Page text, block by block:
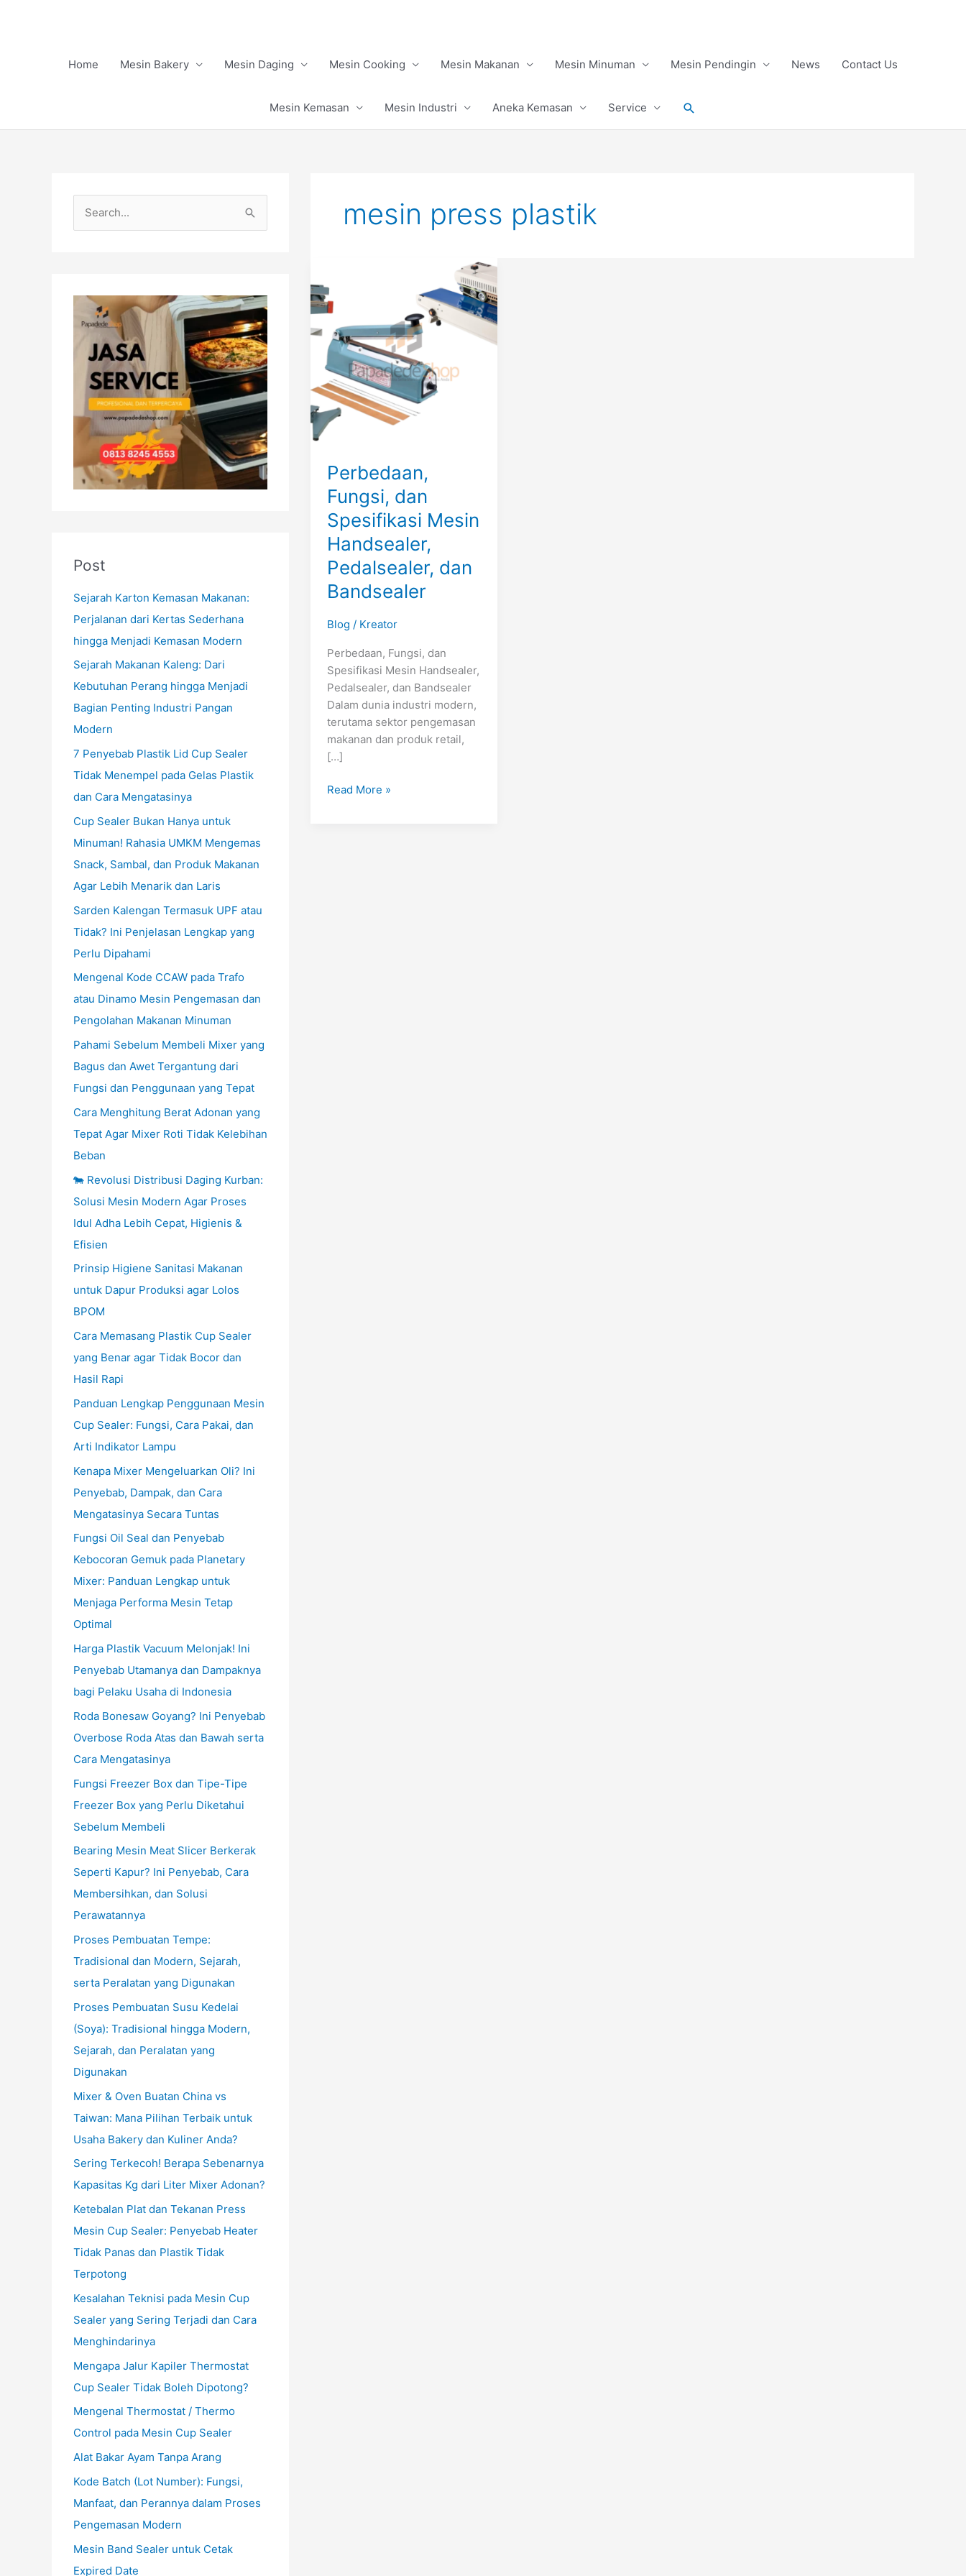
Home
Mesin Bakery Mesin Daging Mesin Cooking Mesin Makanan Mesin Minuman Mesin Pendingin News Contact Us
Mesin Kemasan Mesin Industri Aneka Kemasan Service Search
Post
Sejarah Karton Kemasan Makanan:
Perjalanan dari Kertas Sederhana
hingga Menjadi Kemasan Modern
Sejarah Makanan Kaleng: Dari
Kebutuhan Perang hingga Menjadi
Bagian Penting Industri Pangan
Modern
7 Penyebab Plastik Lid Cup Sealer
Tidak Menempel pada Gelas Plastik
dan Cara Mengatasinya
Cup Sealer Bukan Hanya untuk
Minuman! Rahasia UMKM Mengemas
Snack, Sambal, dan Produk Makanan
Agar Lebih Menarik dan Laris
Sarden Kalengan Termasuk UPF atau
Tidak? Ini Penjelasan Lengkap yang
Perlu Dipahami
Mengenal Kode CCAW pada Trafo
atau Dinamo Mesin Pengemasan dan
Pengolahan Makanan Minuman
Pahami Sebelum Membeli Mixer yang
Bagus dan Awet Tergantung dari
Fungsi dan Penggunaan yang Tepat
Cara Menghitung Berat Adonan yang
Tepat Agar Mixer Roti Tidak Kelebihan
Beban
🐄 Revolusi Distribusi Daging Kurban:
Solusi Mesin Modern Agar Proses
Idul Adha Lebih Cepat, Higienis &
Efisien
Prinsip Higiene Sanitasi Makanan
untuk Dapur Produksi agar Lolos
BPOM
Cara Memasang Plastik Cup Sealer
yang Benar agar Tidak Bocor dan
Hasil Rapi
Panduan Lengkap Penggunaan Mesin
Cup Sealer: Fungsi, Cara Pakai, dan
Arti Indikator Lampu
Kenapa Mixer Mengeluarkan Oli? Ini
Penyebab, Dampak, dan Cara
Mengatasinya Secara Tuntas
Fungsi Oil Seal dan Penyebab
Kebocoran Gemuk pada Planetary
Mixer: Panduan Lengkap untuk
Menjaga Performa Mesin Tetap
Optimal
Harga Plastik Vacuum Melonjak! Ini
Penyebab Utamanya dan Dampaknya
bagi Pelaku Usaha di Indonesia
Roda Bonesaw Goyang? Ini Penyebab
Overbose Roda Atas dan Bawah serta
Cara Mengatasinya
Fungsi Freezer Box dan Tipe-Tipe
Freezer Box yang Perlu Diketahui
Sebelum Membeli
Bearing Mesin Meat Slicer Berkerak
Seperti Kapur? Ini Penyebab, Cara
Membersihkan, dan Solusi
Perawatannya
Proses Pembuatan Tempe:
Tradisional dan Modern, Sejarah,
serta Peralatan yang Digunakan
Proses Pembuatan Susu Kedelai
(Soya): Tradisional hingga Modern,
Sejarah, dan Peralatan yang
Digunakan
Mixer & Oven Buatan China vs
Taiwan: Mana Pilihan Terbaik untuk
Usaha Bakery dan Kuliner Anda?
Sering Terkecoh! Berapa Sebenarnya
Kapasitas Kg dari Liter Mixer Adonan?
Ketebalan Plat dan Tekanan Press
Mesin Cup Sealer: Penyebab Heater
Tidak Panas dan Plastik Tidak
Terpotong
Kesalahan Teknisi pada Mesin Cup
Sealer yang Sering Terjadi dan Cara
Menghindarinya
Mengapa Jalur Kapiler Thermostat
Cup Sealer Tidak Boleh Dipotong?
Mengenal Thermostat / Thermo
Control pada Mesin Cup Sealer
Alat Bakar Ayam Tanpa Arang
Kode Batch (Lot Number): Fungsi,
Manfaat, dan Perannya dalam Proses
Pengemasan Modern
Mesin Band Sealer untuk Cetak
Expired Date
mesin press plastik
Perbedaan,
Fungsi, dan
Spesifikasi Mesin
Handsealer,
Pedalsealer, dan
Bandsealer
Blog / Kreator
Perbedaan, Fungsi, dan
Spesifikasi Mesin Handsealer,
Pedalsealer, dan Bandsealer
Dalam dunia industri modern,
terutama sektor pengemasan
makanan dan produk retail,
[…]
Fungsi,
dan
Spesifikasi
Mesin
Handsealer,
Pedalsealer,
dan
Bandsealer
Read More »